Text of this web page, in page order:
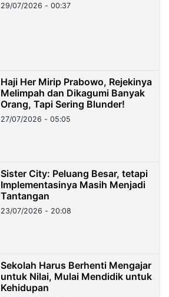
29/07/2026 - 00:37
Haji Her Mirip Prabowo, Rejekinya
Melimpah dan Dikagumi Banyak
Orang, Tapi Sering Blunder!
27/07/2026 - 05:05
Sister City: Peluang Besar, tetapi
Implementasinya Masih Menjadi
Tantangan
23/07/2026 - 20:08
Sekolah Harus Berhenti Mengajar
untuk Nilai, Mulai Mendidik untuk
Kehidupan